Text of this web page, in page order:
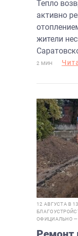
Тепло
активно
жители
2 МИН
12 АВГУСТА В
ОФИЦИАЛЬНО—